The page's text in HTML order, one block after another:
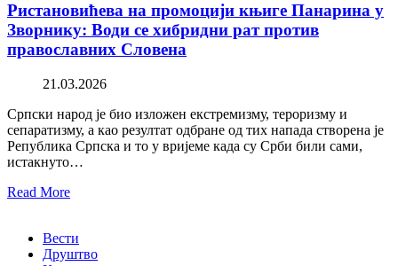
Ристановићева на промоцији књиге Панарина у
Зворнику: Води се хибридни рат против
православних Словена
21.03.2026
Српски народ је био изложен екстремизму, тероризму и
сепаратизму, а као резултат одбране од тих напада створена је
Република Српска и то у вријеме када су Срби били сами,
истакнуто…
Read More
Вести
Друштво